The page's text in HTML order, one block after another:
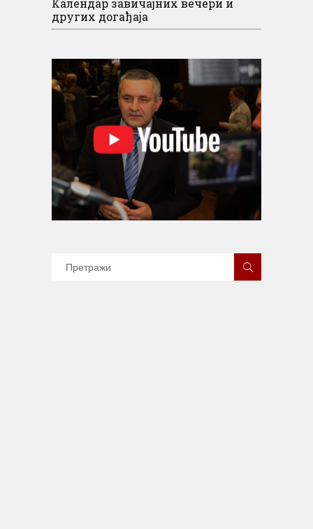
Календар завичајних вечери и
других догађаја